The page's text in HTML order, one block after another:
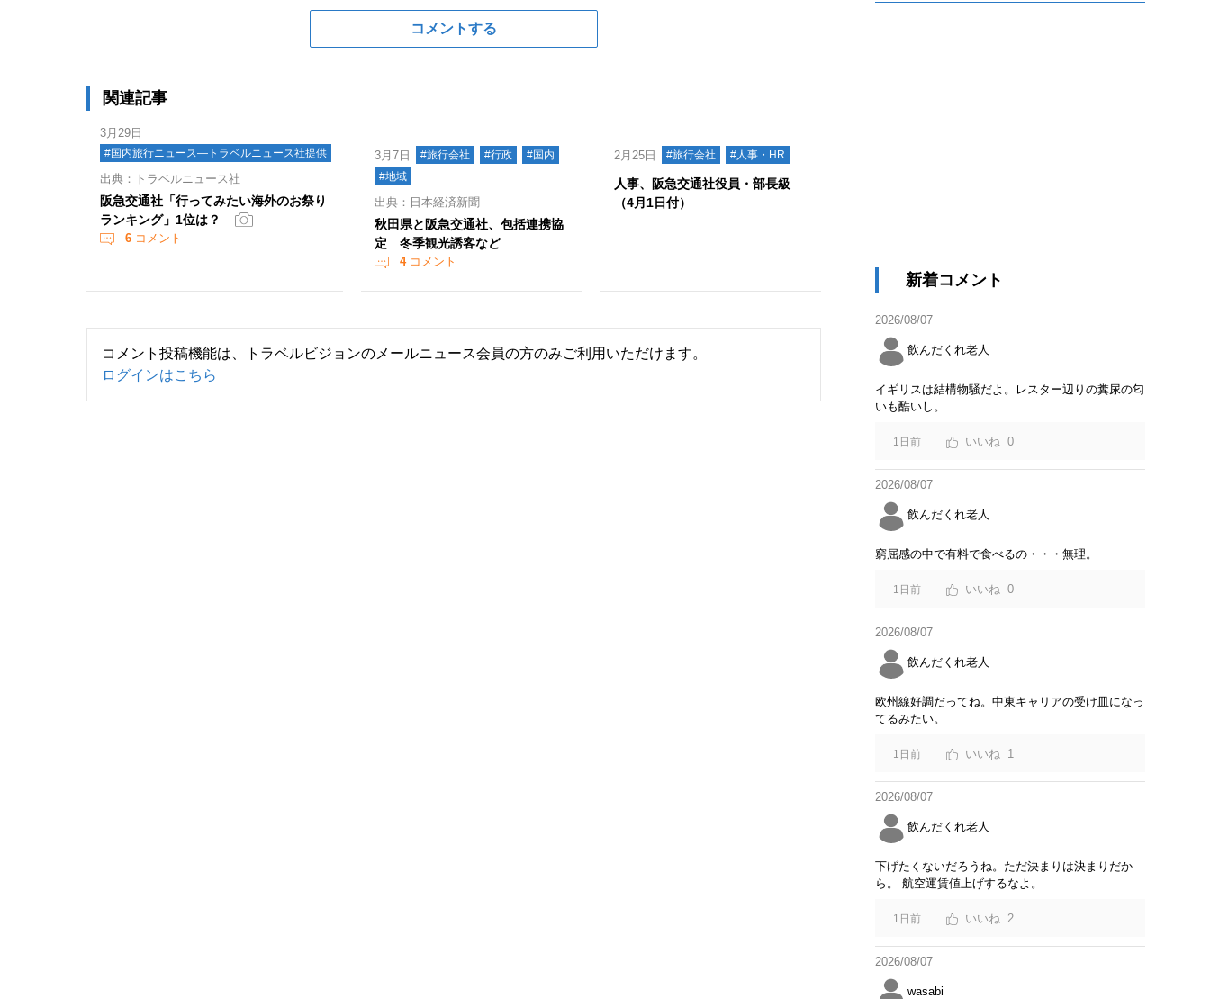
コメントする
関連記事
3月29日
#国内旅行ニュース―トラベルニュース社提供
出典：トラベルニュース社
阪急交通社「行ってみたい海外のお祭り
ランキング」1位は？
6 コメント
3月7日 #旅行会社 #行政
#国内
#地域
出典：日本経済新聞
秋田県と阪急交通社、包括連携協
定 冬季観光誘客など
4コメント
2月25日 #旅行会社 #人事・HR
人事、阪急交通社役員・部長級
（4月1日付）
コメント投稿機能は、トラベルビジョンのメールニュース会員の方のみご利用いただけます。
ログインはこちら
新着コメント
2026/08/07
飲んだくれ老人
イギリスは結構物騒だよ。レスター辺りの糞尿の匂
いも酷いし。
1日前 0
2026/08/07
飲んだくれ老人
窮屈感の中で有料で食べるの・・・無理。
1日前 0
2026/08/07
飲んだくれ老人
欧州線好調だってね。中東キャリアの受け皿になっ
てるみたい。
1日前 1
2026/08/07
飲んだくれ老人
下げたくないだろうね。ただ決まりは決まりだか
ら。 航空運賃値上げするなよ。
1日前 2
2026/08/07
wasabi